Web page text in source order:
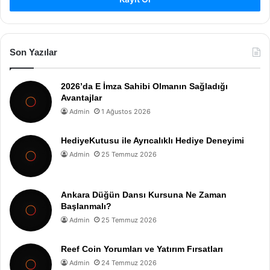
Son Yazılar
2026’da E İmza Sahibi Olmanın Sağladığı
Avantajlar
Admin 1 Ağustos 2026
HediyeKutusu ile Ayrıcalıklı Hediye Deneyimi
Admin 25 Temmuz 2026
Ankara Düğün Dansı Kursuna Ne Zaman
Başlanmalı?
Admin 25 Temmuz 2026
Reef Coin Yorumları ve Yatırım Fırsatları
Admin 24 Temmuz 2026